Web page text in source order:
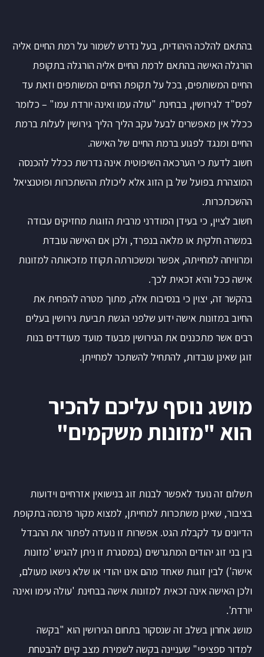
בהתאם להלכה היהודית, בעל נדרש לשמור על רמת החיים אליה
הורגלה האישה בהתאם לרמת החיים אליה הורגלה בתקופת
החיים המשותפים, בכל על תקופת החיים המשותפים וזאת עד
לפס"ד לגירושין, בבחינת "עולה עמו ואינה יורדת עמו" – כלומר
ככלל אין מאפשרים לבעל עקב הליך הליך גירושין לעלות ברמת
החיים ומנגד לפגוע ברמת החיים של האישה.
חשוב לדעת כי הערכאה השיפוטית אינה נדרשת ככלל להכנסה
המוצהרת בפועל של בן הזוג אלא ליכולת ההשתכרות ופוטנציאל
ההשכתכרות.
חשוב לציין, כי בעידן המודרני מרבית הזוגות מחזיקים עבודה
במשרה חלקית או מלאה בנפרד, ולכן אם האישה עובדת
ומרוויחה למחייתה, אפשר ומשכורתה תקוזז מזכאותה למזונות
אישה ככל והיא זכאית לכך.
בהקשר זה, יצוין כי בנסיבות אלה, מתוך מטרה להפחית את
החיוב במזונות אישה ידוע שלפני הגשת תביעת גירושין בעלים
רבים אשר מתכננים את הגירושין מבעוד מועד מעודדים בנות
זוגן שאינן עובדות, להתחיל להשתכר למחייתן.
מושג נוסף עליכם להכיר
הוא "מזונות משקמים"
תשלום זה נועד לאפשר לבנות זוג בנישואין אזרחיים וידועות
בציבור, שאינן משתכרות למחייתן, למצוא מקור פרנסה בתקופת
הדיונים עד לקבלת הגט. אפשרות זו נועדה לפתור את ההבדל
בין בני זוג יהודים המתגרשים (במסגרת זו ניתן להגיש 'מזונות
אישה') לבין זוגות שאחד מהם אינו יהודי או שלא נישאו מעולם,
ולכן האישה אינה זכאית למזונות אישה בבחינת 'עולה עימו ואינה
יורדת'.
מושג אחרון בשלב זה שנסקור בתחום הגירושין הוא "בקשה
למדור ספציפי" שעניינה בקשה לשמירת מצב קיים להבטחת